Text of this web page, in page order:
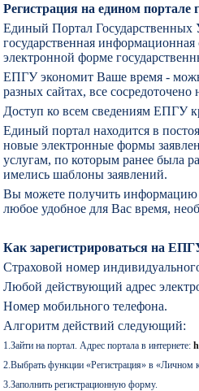
Регистрация на едином
Единый Портал Государственных
государственная
электронной форме
ЕПГУ экономит Ваше время -
разных сайтах, все
Доступ ко всем сведениям ЕПГУ
Единый портал находится в
новые электронные формы
услугам, по которым ранее была
имелись шаблоны заявлений.
Вы можете получить информацию
любое удобное для Вас время,
Как зарегистрироваться на
Страховой номер
Любой действующий адрес
Номер мобильного телефона.
Алгоритм действий следующий:
1. Зайти на портал. Адрес портала в интернете:
2. Выбрать функции «Регистрация» в «Личном
3. Заполнить регистрационную форму.